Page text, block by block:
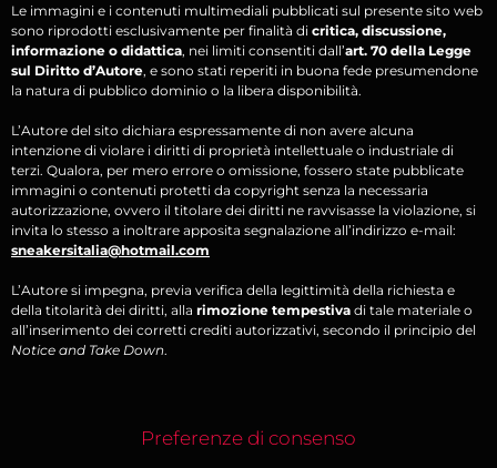
Le immagini e i contenuti multimediali pubblicati sul presente sito web
sono riprodotti esclusivamente per finalità di critica, discussione,
informazione o didattica, nei limiti consentiti dall’art. 70 della Legge
sul Diritto d’Autore, e sono stati reperiti in buona fede presumendone
la natura di pubblico dominio o la libera disponibilità.
L’Autore del sito dichiara espressamente di non avere alcuna
intenzione di violare i diritti di proprietà intellettuale o industriale di
terzi. Qualora, per mero errore o omissione, fossero state pubblicate
immagini o contenuti protetti da copyright senza la necessaria
autorizzazione, ovvero il titolare dei diritti ne ravvisasse la violazione, si
invita lo stesso a inoltrare apposita segnalazione all’indirizzo e-mail:
sneakersitalia@hotmail.com
L’Autore si impegna, previa verifica della legittimità della richiesta e
della titolarità dei diritti, alla rimozione tempestiva di tale materiale o
all’inserimento dei corretti crediti autorizzativi, secondo il principio del
Notice and Take Down.
Preferenze di consenso